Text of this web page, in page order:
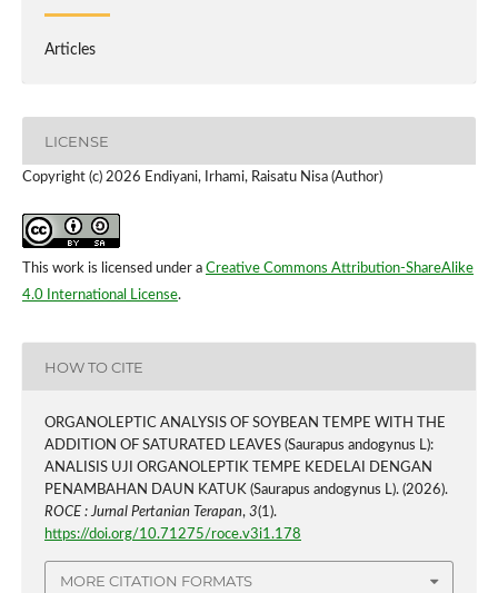
Articles
LICENSE
Copyright (c) 2026 Endiyani, Irhami, Raisatu Nisa (Author)
This work is licensed under a Creative Commons Attribution-ShareAlike
4.0 International License.
HOW TO CITE
ORGANOLEPTIC ANALYSIS OF SOYBEAN TEMPE WITH THE
ADDITION OF SATURATED LEAVES (Saurapus andogynus L):
ANALISIS UJI ORGANOLEPTIK TEMPE KEDELAI DENGAN
PENAMBAHAN DAUN KATUK (Saurapus andogynus L). (2026).
ROCE : Jurnal Pertanian Terapan, 3(1).
https://doi.org/10.71275/roce.v3i1.178
MORE CITATION FORMATS